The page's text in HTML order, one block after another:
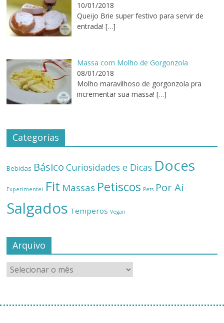
10/01/2018
Queijo Brie super festivo para servir de
entrada! […]
Massa com Molho de Gorgonzola
08/01/2018
Molho maravilhoso de gorgonzola pra
incrementar sua massa! […]
Categorias
Bebidas Básico Curiosidades e Dicas Doces
Experimentei Fit Massas Petiscos Pets Por Aí
Salgados Temperos Vegan
Arquivo